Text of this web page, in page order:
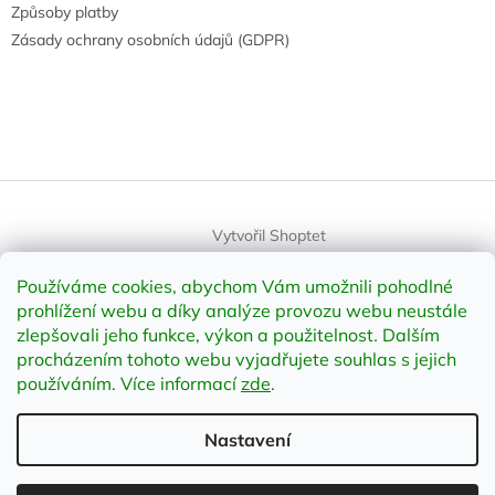
Používáme cookies, abychom Vám umožnili pohodlné
prohlížení webu a díky analýze provozu webu neustále
zlepšovali jeho funkce, výkon a použitelnost. Dalším
procházením tohoto webu vyjadřujete souhlas s jejich
používáním. Více informacízde.
Nastavení
Způsoby platby
Zásady ochrany osobních údajů (GDPR)
Vytvořil Shoptet
Copyright 2026 element-shop.cz
. Všechna práva vyhrazena.
Upravit nastavení cookies